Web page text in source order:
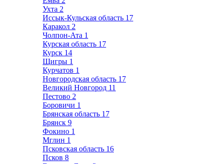
Ухта 2
Иссык-Кульская область 17
Каракол 2
Чолпон-Ата 1
Курская область 17
Курск 14
Щигры 1
Курчатов 1
Новгородская область 17
Великий Новгород 11
Пестово 2
Боровичи 1
Брянская область 17
Брянск 9
Фокино 1
Мглин 1
Псковская область 16
Псков 8